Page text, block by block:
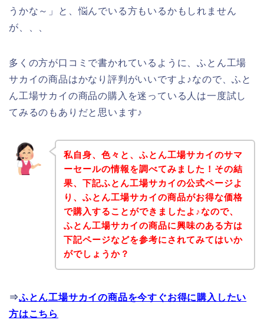
うかな～」と、悩んでいる方もいるかもしれません
が、、、
多くの方が口コミで書かれているように、ふとん工場
サカイの商品はかなり評判がいいですよ♪なので、ふと
ん工場サカイの商品の購入を迷っている人は一度試し
てみるのもありだと思います♪
私自身、色々と、ふとん工場サカイのサマ
ーセールの情報を調べてみました！その結
果、下記ふとん工場サカイの公式ページよ
り、ふとん工場サカイの商品がお得な価格
で購入することができましたよ♪なので、
ふとん工場サカイの商品に興味のある方は
下記ページなどを参考にされてみてはいか
がでしょうか？
⇒ふとん工場サカイの商品を今すぐお得に購入したい
方はこちら